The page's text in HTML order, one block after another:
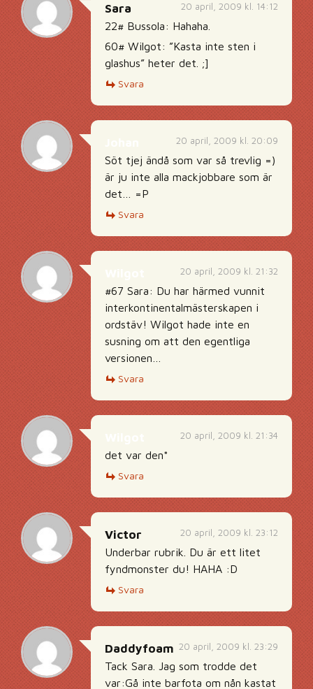
20 april, 2009 kl. 14:12
Sara
22# Bussola: Hahaha.
60# Wilgot: ”Kasta inte sten i
glashus” heter det. ;]
Svara
20 april, 2009 kl. 20:09
Söt tjej ändå som var så trevlig =)
är ju inte alla mackjobbare som är
det… =P
Svara
20 april, 2009 kl. 21:32
#67 Sara: Du har härmed vunnit
interkontinentalmästerskapen i
ordstäv! Wilgot hade inte en
susning om att den egentliga
versionen…
Svara
20 april, 2009 kl. 21:34
det var den*
Svara
20 april, 2009 kl. 23:12
Victor
Underbar rubrik. Du är ett litet
fyndmonster du! HAHA :D
Svara
20 april, 2009 kl. 23:29
Daddyfoam
Tack Sara. Jag som trodde det
var:Gå inte barfota om nån kastat